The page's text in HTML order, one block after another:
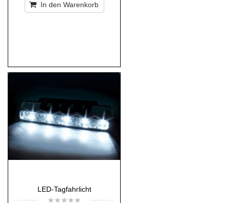
In den Warenkorb
LED-Tagfahrlicht